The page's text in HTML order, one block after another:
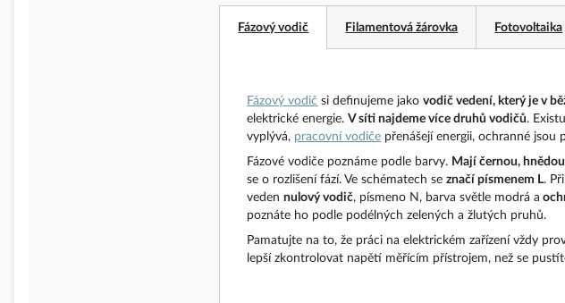
Fázový vodič Filamentová žárovka Fotovoltaika
Fázový vodič si definujeme jakovodič vedení, který je v
elektrické energie.V síti najdeme více druhů vodičů.
vyplývá, pracovní vodiče přenášejí energii, ochranné jsou
Fázové vodiče poznáme podle barvy. Mají černou,
se o rozlišení fází. Ve schématech seznačí písmenem L.
vedennulový vodič, písmeno N, barva světle modrá a
poznáte ho podle podélných zelených a žlutých pruhů.
Pamatujte na to, že práci na elektrickém zařízení vždy
lepší zkontrolovat napětí měřícím přístrojem, než se